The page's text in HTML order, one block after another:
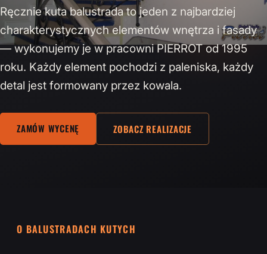
Ręcznie kuta balustrada to jeden z najbardziej
charakterystycznych elementów wnętrza i fasady
— wykonujemy je w pracowni PIERROT od 1995
roku. Każdy element pochodzi z paleniska, każdy
detal jest formowany przez kowala.
ZAMÓW WYCENĘ ZOBACZ REALIZACJE
O BALUSTRADACH KUTYCH